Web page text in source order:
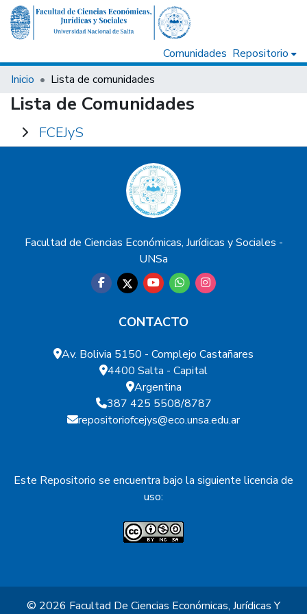
Comunidades Repositorio
Inicio
Lista de comunidades
Lista de Comunidades
communityList.expand
FCEJyS
Facultad de Ciencias Económicas, Jurídicas y Sociales -
UNSa
CONTACTO
Av. Bolivia 5150 - Complejo Castañares
4400 Salta - Capital
Argentina
387 425 5508/8787
repositoriofcejys@eco.unsa.edu.ar
Este Repositorio se encuentra bajo la siguiente licencia de
uso:
© 2026 Facultad De Ciencias Económicas, Jurídicas Y